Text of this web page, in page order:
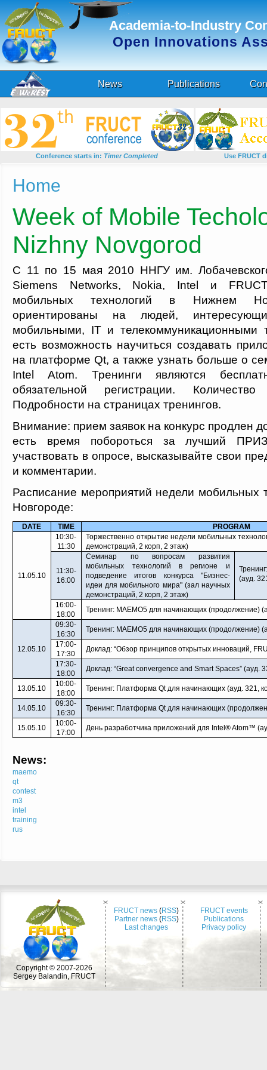
Academia-to-Industry
Open Innovations
News Publications
Conference starts in: Timer Completed Use FRUCT
You are here
Home
Week of Mobile
Nizhny Novgorod
C 11 по 15 мая 2010 ННГУ им.
Siemens Networks, Nokia, Intel и
мобильных технологий в Нижнем
ориентированы на людей,
мобильными, IT и телекоммуникационными
есть возможность научиться создавать
на платформе Qt, а также узнать больше о
Intel Atom. Тренинги являются
обязательной регистрации.
Подробности на страницах тренингов.
Внимание: прием заявок на конкурс продлен
есть время побороться за лучший
участвовать в опросе, высказывайте свои
и комментарии.
Расписание мероприятий недели мобильных
Новгороде:
DATE TIME PROGRAM
11.05.10
10:30-
11:30
Торжественно открытие недели мобильных
демонстраций, 2 корп, 2 этаж)
11:30-
16:00
Семинар по вопросам развития
мобильных технологий в регионе и
подведение итогов конкурса "Бизнес-
идеи для мобильного мира" (зал научных
демонстраций, 2 корп, 2 этаж)
(aуд.
16:00-
18:00
Тренинг: MAEMO5 для начинающих (продолжение)
12.05.10
09:30-
16:30
Тренинг: MAEMO5 для начинающих (продолжение)
17:00-
17:30
Доклад: “Обзор принципов открытых инноваций,
17:30-
18:00
Доклад: “Great convergence and Smart Spaces” (aуд.
13.05.10
10:00-
18:00
Тренинг: Платформа Qt для начинающих (aуд. 321,
14.05.10
09:30-
16:30
Тренинг: Платформа Qt для начинающих
15.05.10
10:00-
17:00
День разработчика приложений для Intel® Atom™
News:
maemo
qt
contest
m3
intel
training
rus
Copyright © 2007-2026
Sergey Balandin, FRUCT
FRUCT news (RSS)
Partner news (RSS)
Last changes
FRUCT events
Publications
Privacy policy